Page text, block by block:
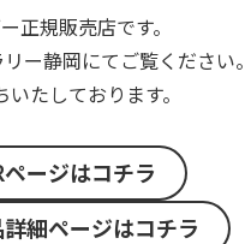
正規販売店です。
ー静岡にてご覧ください。
たしております。
ージはコチラ
細ページはコチラ